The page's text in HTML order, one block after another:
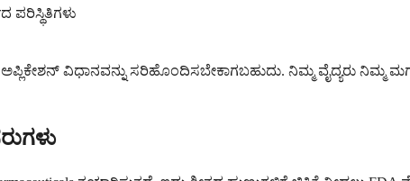
ಪರಿಸ್ಥಿತಿಗಳು
ವಿಧಾನವನ್ನು ಸರಿಹೊಂದಿಸಬೇಕಾಗಬಹುದು. ನಿಮ್ಮ ವೈದ್ಯರು ನಿಮ್ಮ